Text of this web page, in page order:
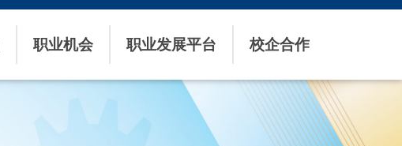
职业机会 职业发展平台 校企合作